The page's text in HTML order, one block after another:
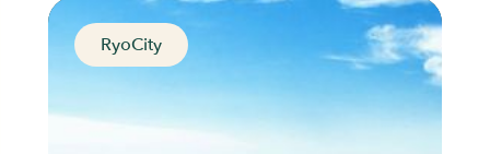
The Little Land of the
Mediterranean
RyoCity